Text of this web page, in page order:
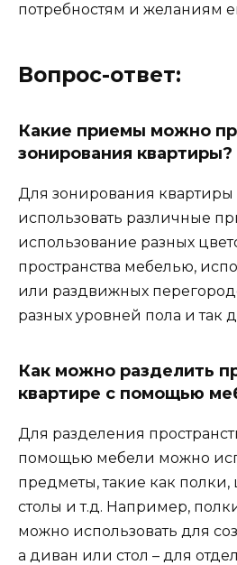
потребностям и желаниям
Вопрос-ответ:
Какие приемы можно
зонирования квартиры?
Для зонирования
использовать различные
использование разных
пространства мебелью,
или раздвижных
разных уровней пола и так
Как можно разделить
квартире с помощью
Для разделения
помощью мебели можно
предметы, такие как
столы и т.д. Например,
можно использовать для
а диван или стол – для